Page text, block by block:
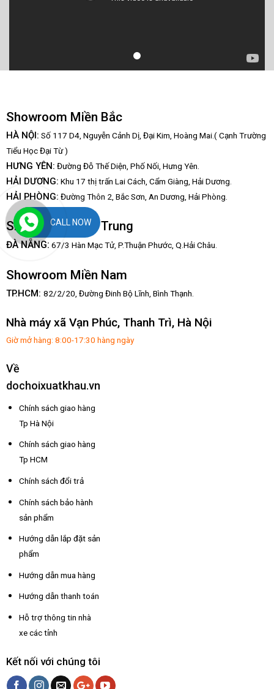
Showroom Miền Bắc
HÀ NỘI: Số 117 D4, Nguyễn Cảnh Dị, Đại Kim, Hoàng Mai.( Cạnh Trường
Tiểu Học Đại Từ )
HƯNG YÊN: Đường Đỗ Thế Diện, Phố Nối, Hưng Yên.
HẢI DƯƠNG: Khu 17 thị trấn Lai Cách, Cẩm Giàng, Hải Dương.
HẢI PHÒNG: Đường Thôn 2, Bắc Sơn, An Dương, Hải Phòng.
Showroom Miền Trung
ĐÀ NẴNG: 67/3 Hàn Mạc Tử, P.Thuận Phước, Q.Hải Châu.
Showroom Miền Nam
TP.HCM: 82/2/20, Đường Đinh Bộ Lĩnh, Bình Thạnh.
Nhà máy xã Vạn Phúc, Thanh Trì, Hà Nội
Giờ mở hàng: 8:00-17:30 hàng ngày
Về
dochoixuatkhau.vn
Chính sách giao hàng
Tp Hà Nội
Chính sách giao hàng
Tp HCM
Chính sách đổi trả
Chính sách bảo hành
sản phẩm
Hướng dẫn lắp đặt sản
phẩm
Hướng dẫn mua hàng
Hướng dẫn thanh toán
Hỗ trợ thông tin nhà
xe các tỉnh
Kết nối với chúng tôi
CALL NOW